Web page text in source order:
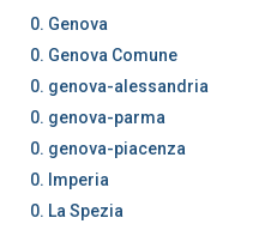
0. Genova
0. Genova Comune
0. genova-alessandria
0. genova-parma
0. genova-piacenza
0. Imperia
0. La Spezia